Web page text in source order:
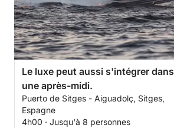
Le luxe peut aussi s'intégrer dans
une après-midi.
Puerto de Sitges - Aiguadolç, Sitges,
Espagne
4h00 · Jusqu'à 8 personnes